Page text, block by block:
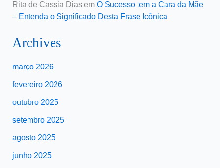
Rita de Cassia Diasem O Sucesso tem a Cara da Mãe
– Entenda o Significado Desta Frase Icônica
Archives
março 2026
fevereiro 2026
outubro 2025
setembro 2025
agosto 2025
junho 2025